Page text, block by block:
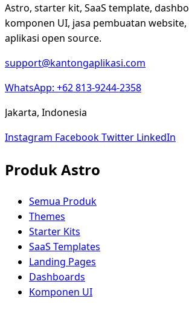
Astro, starter kit, SaaS template,
komponen UI, jasa pembuatan
aplikasi open source.
support@kantongaplikasi.com
WhatsApp: +62 813-9244-2358
Jakarta, Indonesia
Instagram FacebookTwitter LinkedIn
Produk Astro
Semua Produk
Themes
Starter Kits
SaaS Templates
Landing Pages
Dashboards
Komponen UI